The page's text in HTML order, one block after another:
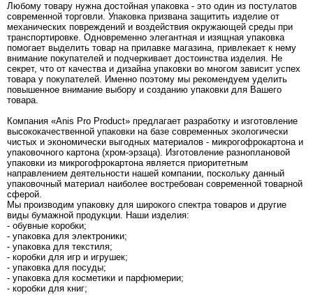
Любому товару нужна достойная упаковка - это один из постулатов
современной торговли. Упаковка призвана защитить изделие от
механических повреждений и воздействия окружающей среды при
транспортировке. Одновременно элегантная и изящная упаковка
помогает выделить товар на прилавке магазина, привлекает к нему
внимание покупателей и подчеркивает достоинства изделия. Не
секрет, что от качества и дизайна упаковки во многом зависит успех
товара у покупателей. Именно поэтому мы рекомендуем уделить
повышенное внимание выбору и созданию упаковки для Вашего
товара.
Компания «Anis Pro Product» предлагает разработку и изготовление
высококачественной упаковки на базе современных экологически
чистых и экономически выгодных материалов - микрогофрокартона и
упаковочного картона (хром-эрзаца). Изготовление разноплановой
упаковки из микрогофрокартона является приоритетным
направлением деятельности нашей компании, поскольку данный
упаковочный материал наиболее востребован современной товарной
сферой.
Мы производим упаковку для широкого спектра товаров и другие
виды бумажной продукции. Наши изделия:
- обувные коробки;
- упаковка для электроники;
- упаковка для текстиля;
- коробки для игр и игрушек;
- упаковка для посуды;
- упаковка для косметики и парфюмерии;
- коробки для книг;